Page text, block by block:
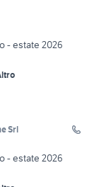
- estate 2026
Srl
- estate 2026